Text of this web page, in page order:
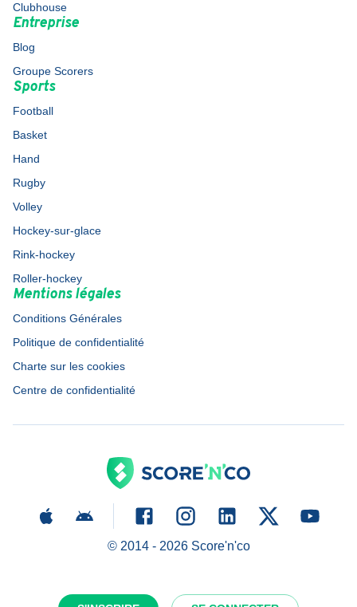
Clubhouse
Entreprise
Blog
Groupe Scorers
Sports
Football
Basket
Hand
Rugby
Volley
Hockey-sur-glace
Rink-hockey
Roller-hockey
Mentions légales
Conditions Générales
Politique de confidentialité
Charte sur les cookies
Centre de confidentialité
© 2014 - 2026Score'n'co